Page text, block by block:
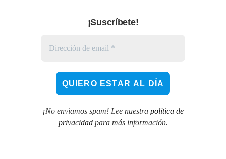
¡Suscríbete!
¡No enviamos spam! Lee nuestra política de
privacidadpara más información.